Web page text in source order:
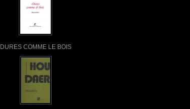
DURES COMME LE BOIS